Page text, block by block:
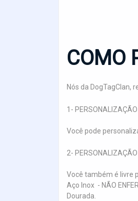
COMO
Nós da DogTagClan,
1-
Você pode
2- PERSONALIZAÇÃO
Você também é livre
Aço Inox - NÃO
Dourada.